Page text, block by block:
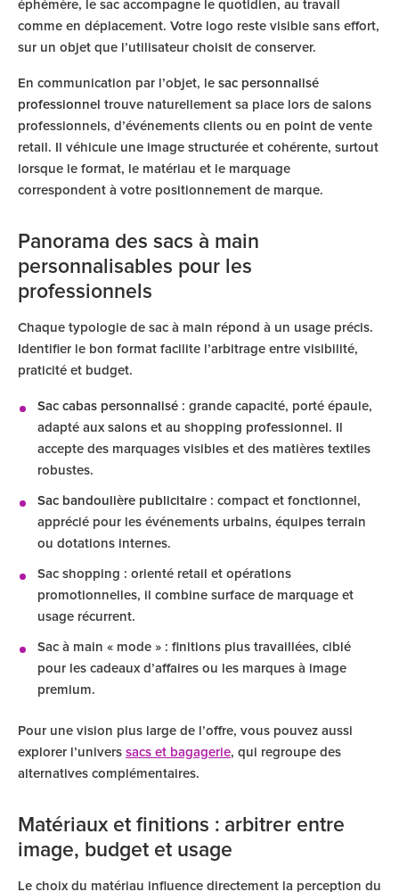
éphémère, le sac accompagne le quotidien, au travail
comme en déplacement. Votre logo reste visible sans effort,
sur un objet que l’utilisateur choisit de conserver.
En communication par l’objet, le sac personnalisé
professionnel trouve naturellement sa place lors de salons
professionnels, d’événements clients ou en point de vente
retail. Il véhicule une image structurée et cohérente, surtout
lorsque le format, le matériau et le marquage
correspondent à votre positionnement de marque.
Panorama des sacs à main
personnalisables pour les
professionnels
Chaque typologie de sac à main répond à un usage précis.
Identifier le bon format facilite l’arbitrage entre visibilité,
praticité et budget.
Sac cabas personnalisé : grande capacité, porté épaule,
adapté aux salons et au shopping professionnel. Il
accepte des marquages visibles et des matières textiles
robustes.
Sac bandoulière publicitaire : compact et fonctionnel,
apprécié pour les événements urbains, équipes terrain
ou dotations internes.
Sac shopping : orienté retail et opérations
promotionnelles, il combine surface de marquage et
usage récurrent.
Sac à main « mode » : finitions plus travaillées, ciblé
pour les cadeaux d’affaires ou les marques à image
premium.
Pour une vision plus large de l’offre, vous pouvez aussi
explorer l’univers sacs et bagagerie, qui regroupe des
alternatives complémentaires.
Matériaux et finitions : arbitrer entre
image, budget et usage
Le choix du matériau influence directement la perception du